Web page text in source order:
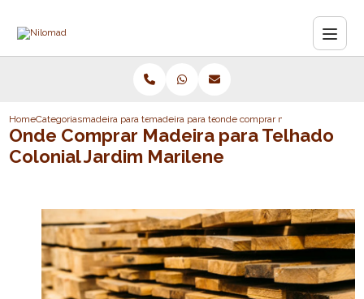
HomeCategoriasmadeira para telhadomadeira para telhado de varanda
onde comprar madeira para
Onde Comprar Madeira para Telhado
Colonial Jardim Marilene